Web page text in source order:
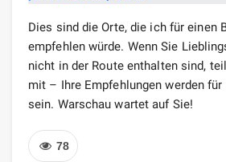
Dies sind die Orte, die ich für einen
empfehlen würde. Wenn Sie
nicht in der Route enthalten sind,
mit – Ihre Empfehlungen werden
sein. Warschau wartet auf Sie!
78